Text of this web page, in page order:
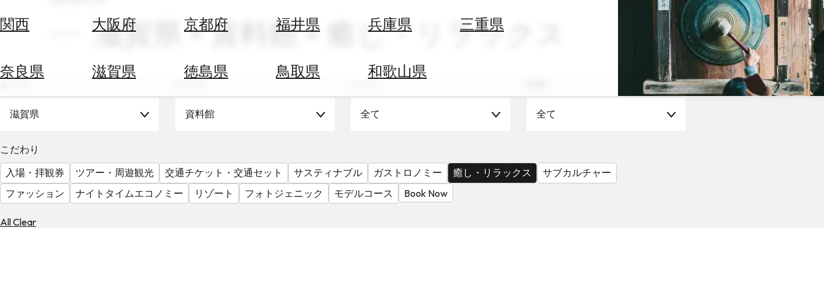
関西 大阪府 京都府 福井県 兵庫県 三重県
奈良県 滋賀県 徳島県 鳥取県 和歌山県
ホ
す
替
を
調
べ
天
滋賀県 × 資料館 × 癒し・リラックス
滋賀県 資料館 全て 全て
こだわり
入場・拝観券
ツアー・周遊観光 交通チケット・交通セット サスティナブル ガストロノミー 癒し・リラックス
サブカルチャー
ファッション
ナイトタイムエコノミー リゾート フォトジェニック モデルコース Book Now
All Clear